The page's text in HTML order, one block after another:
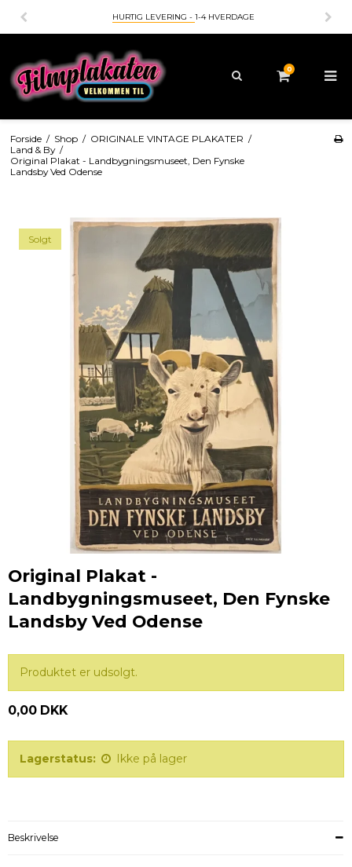
HURTIG LEVERING - 1-4 HVERDAGE
0
Forside / Shop / ORIGINALE VINTAGE PLAKATER /
Land & By /
Original Plakat - Landbygningsmuseet, Den Fynske
Landsby Ved Odense
Solgt
Original Plakat -
Landbygningsmuseet, Den Fynske
Landsby Ved Odense
Produktet er udsolgt.
0,00 DKK
Lagerstatus: Ikke på lager
Beskrivelse